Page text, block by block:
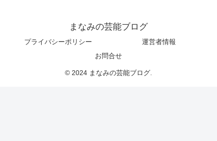
まなみの芸能ブログ
プライバシーポリシー
運営者情報
お問合せ
© 2024 まなみの芸能ブログ.